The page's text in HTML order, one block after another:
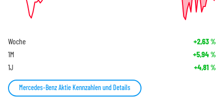
Woche +2,63%
1M +5,94%
1J +4,81 %
Mercedes-Benz Aktie Kennzahlen und Details